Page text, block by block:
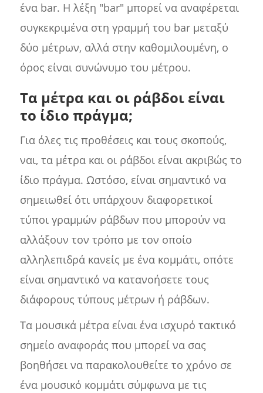
ένα bar. Η λέξη "bar" μπορεί να αναφέρεται
συγκεκριμένα στη γραμμή του bar μεταξύ
δύο μέτρων, αλλά στην καθομιλουμένη, ο
όρος είναι συνώνυμο του μέτρου.
Τα μέτρα και οι ράβδοι είναι
το ίδιο πράγμα;
Για όλες τις προθέσεις και τους σκοπούς,
ναι, τα μέτρα και οι ράβδοι είναι ακριβώς το
ίδιο πράγμα. Ωστόσο, είναι σημαντικό να
σημειωθεί ότι υπάρχουν διαφορετικοί
τύποι γραμμών ράβδων που μπορούν να
αλλάξουν τον τρόπο με τον οποίο
αλληλεπιδρά κανείς με ένα κομμάτι, οπότε
είναι σημαντικό να κατανοήσετε τους
διάφορους τύπους μέτρων ή ράβδων.
Τα μουσικά μέτρα είναι ένα ισχυρό τακτικό
σημείο αναφοράς που μπορεί να σας
βοηθήσει να παρακολουθείτε το χρόνο σε
ένα μουσικό κομμάτι σύμφωνα με τις